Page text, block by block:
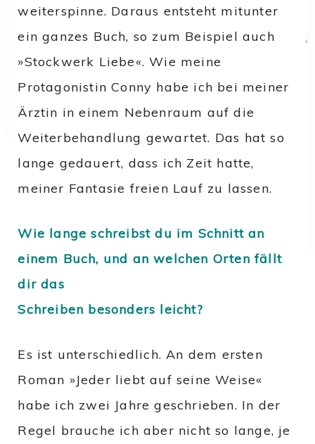
weiterspinne. Daraus entsteht mitunter
ein ganzes Buch, so zum Beispiel auch
»Stockwerk Liebe«. Wie meine
Protagonistin Conny habe ich bei meiner
Ärztin in einem Nebenraum auf die
Weiterbehandlung gewartet. Das hat so
lange gedauert, dass ich Zeit hatte,
meiner Fantasie freien Lauf zu lassen.
Wie lange schreibst du im Schnitt an
einem Buch, und an welchen Orten fällt
dir das
Schreiben besonders leicht?
Es ist unterschiedlich. An dem ersten
Roman »Jeder liebt auf seine Weise«
habe ich zwei Jahre geschrieben. In der
Regel brauche ich aber nicht so lange, je